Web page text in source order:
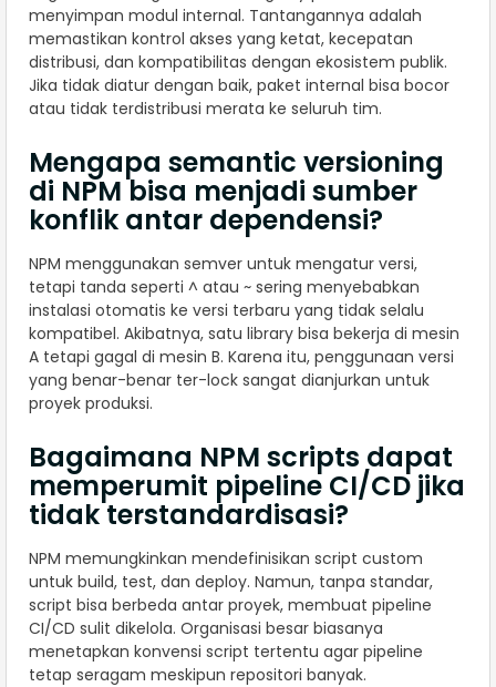
menyimpan modul internal. Tantangannya adalah
memastikan kontrol akses yang ketat, kecepatan
distribusi, dan kompatibilitas dengan ekosistem publik.
Jika tidak diatur dengan baik, paket internal bisa bocor
atau tidak terdistribusi merata ke seluruh tim.
Mengapa semantic versioning
di NPM bisa menjadi sumber
konflik antar dependensi?
NPM menggunakan semver untuk mengatur versi,
tetapi tanda seperti ^ atau ~ sering menyebabkan
instalasi otomatis ke versi terbaru yang tidak selalu
kompatibel. Akibatnya, satu library bisa bekerja di mesin
A tetapi gagal di mesin B. Karena itu, penggunaan versi
yang benar-benar ter-lock sangat dianjurkan untuk
proyek produksi.
Bagaimana NPM scripts dapat
memperumit pipeline CI/CD jika
tidak terstandardisasi?
NPM memungkinkan mendefinisikan script custom
untuk build, test, dan deploy. Namun, tanpa standar,
script bisa berbeda antar proyek, membuat pipeline
CI/CD sulit dikelola. Organisasi besar biasanya
menetapkan konvensi script tertentu agar pipeline
tetap seragam meskipun repositori banyak.